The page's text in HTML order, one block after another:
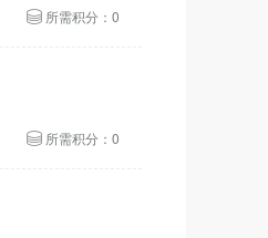
所需积分：0
所需积分：0